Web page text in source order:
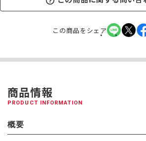
この商品をシェア
商品情報
PRODUCT INFORMATION
概要